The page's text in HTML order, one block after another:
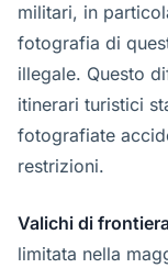
militari, in
fotografia di
illegale. Questo
itinerari turistici
fotografiate
restrizioni.
Valichi di
limitata nella